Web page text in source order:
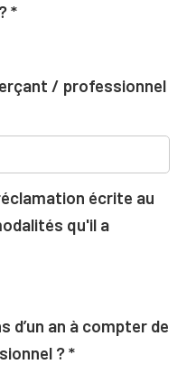
/ professionnel
écrite au
qu'il a
d’un an à compter de
?